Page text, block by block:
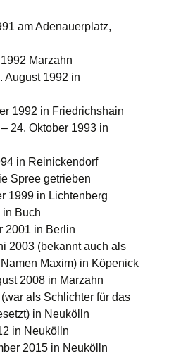
am Adenauerplatz,
Marzahn
August 1992 in
1992 in Friedrichshain
24. Oktober 1993 in
in Reinickendorf
Spree getrieben
1999 in Lichtenberg
in Buch
2001 in Berlin
2003 (bekannt auch als
Maxim) in Köpenick
2008 in Marzahn
als Schlichter für das
in Neukölln
in Neukölln
2015 in Neukölln